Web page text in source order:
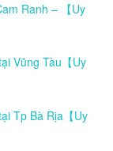
Ranh – 【Uy
Vũng Tàu【Uy
Tp Bà Rịa【Uy